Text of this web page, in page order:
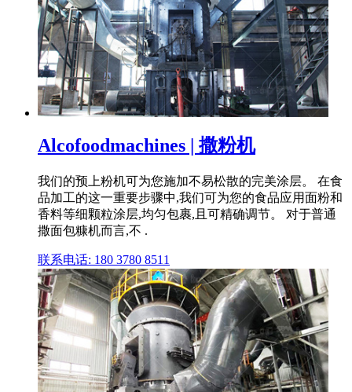
Alcofoodmachines | 撒粉机
我们的预上粉机可为您施加不易松散的完美涂层。 在食
品加工的这一重要步骤中,我们可为您的食品应用面粉和
香料等细颗粒涂层,均匀包裹,且可精确调节。 对于普通
撒面包糠机而言,不 .
联系电话: 180 3780 8511